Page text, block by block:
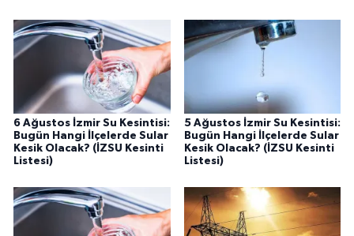
6 Ağustos İzmir Su Kesintisi:
Bugün Hangi İlçelerde Sular
Kesik Olacak? (İZSU Kesinti
Listesi)
5 Ağustos İzmir Su Kesintisi:
Bugün Hangi İlçelerde Sular
Kesik Olacak? (İZSU Kesinti
Listesi)